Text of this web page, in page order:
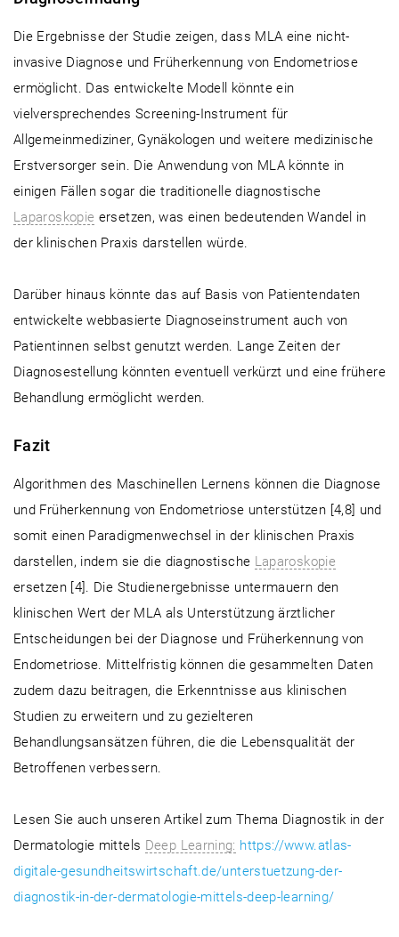
Die Ergebnisse der Studie zeigen, dass MLA eine nicht-
invasive Diagnose und Früherkennung von Endometriose
ermöglicht. Das entwickelte Modell könnte ein
vielversprechendes Screening-Instrument für
Allgemeinmediziner, Gynäkologen und weitere medizinische
Erstversorger sein. Die Anwendung von MLA könnte in
einigen Fällen sogar die traditionelle diagnostische
Laparoskopie ersetzen, was einen bedeutenden Wandel in
der klinischen Praxis darstellen würde.
Darüber hinaus könnte das auf Basis von Patientendaten
entwickelte webbasierte Diagnoseinstrument auch von
Patientinnen selbst genutzt werden. Lange Zeiten der
Diagnosestellung könnten eventuell verkürzt und eine frühere
Behandlung ermöglicht werden.
Fazit
Algorithmen des Maschinellen Lernens können die Diagnose
und Früherkennung von Endometriose unterstützen [4,8] und
somit einen Paradigmenwechsel in der klinischen Praxis
darstellen, indem sie die diagnostische Laparoskopie
ersetzen [4]. Die Studienergebnisse untermauern den
klinischen Wert der MLA als Unterstützung ärztlicher
Entscheidungen bei der Diagnose und Früherkennung von
Endometriose. Mittelfristig können die gesammelten Daten
zudem dazu beitragen, die Erkenntnisse aus klinischen
Studien zu erweitern und zu gezielteren
Behandlungsansätzen führen, die die Lebensqualität der
Betroffenen verbessern.
Lesen Sie auch unseren Artikel zum Thema Diagnostik in der
Dermatologie mittels Deep Learning: https://www.atlas-
digitale-gesundheitswirtschaft.de/unterstuetzung-der-
diagnostik-in-der-dermatologie-mittels-deep-learning/